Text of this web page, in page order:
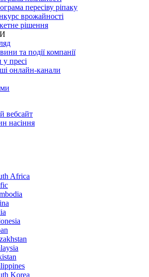
пересіву ріпаку
врожайності
рішення
та події компанії
пресі
онлайн-канали
вебсайт
насіння
Africa
Korea